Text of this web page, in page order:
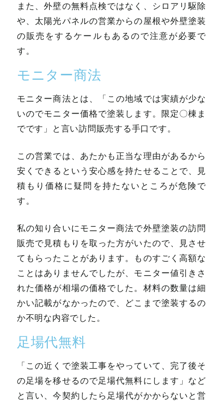
また、外壁の無料点検ではなく、シロアリ駆除
や、太陽光パネルの営業からの屋根や外壁塗装
の販売をするケールもあるので注意が必要で
す。
モニター商法
モニター商法とは、「この地域では実績が少な
いのでモニター価格で塗装します。限定〇棟ま
でです」と言い訪問販売する手口です。
この営業では、あたかも正当な理由があるから
安くできるという安心感を持たせることで、見
積もり価格に疑問を持たないところが危険で
す。
私の知り合いにモニター商法で外壁塗装の訪問
販売で見積もりを取った方がいたので、見させ
てもらったことがあります。ものすごく高額な
ことはありませんでしたが、モニター値引きさ
れた価格が相場の価格でした。材料の数量は細
かい記載がなかったので、どこまで塗装するの
か不明な内容でした。
足場代無料
「この近くで塗装工事をやっていて、完了後そ
の足場を移せるので足場代無料にします」など
と言い、今契約したら足場代がかからないと営